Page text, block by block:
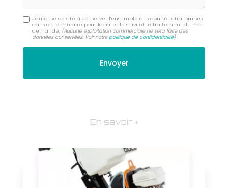
J'autorise ce site à conserver l'ensemble des données transmises
dans ce formulaire pour faciliter le suivi et le traitement de ma
demande. (Aucune exploitation commerciale ne sera faite des
données conservées. Voir notrepolitique de confidentialité)
En savoir +